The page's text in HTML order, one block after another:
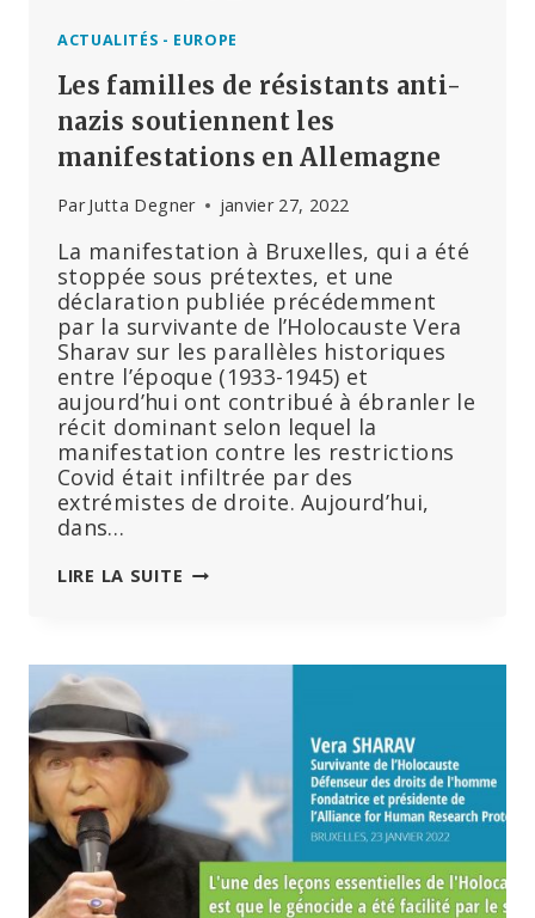
CELA
À
NOUVEAU »
ACTUALITÉS - EUROPE
Les familles de résistants anti-
nazis soutiennent les
manifestations en Allemagne
Par Jutta Degner janvier 27, 2022
La manifestation à Bruxelles, qui a été
stoppée sous prétextes, et une
déclaration publiée précédemment
par la survivante de l’Holocauste Vera
Sharav sur les parallèles historiques
entre l’époque (1933-1945) et
aujourd’hui ont contribué à ébranler le
récit dominant selon lequel la
manifestation contre les restrictions
Covid était infiltrée par des
extrémistes de droite. Aujourd’hui,
dans…
LIRE LA SUITE LES
LES
MANIFESTATIONS
ALLEMAGNE